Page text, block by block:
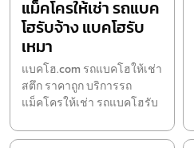
แม็คโครให้เช่า รถแบค
โฮรับจ้าง แบคโฮรับ
เหมา
แบคโฮ.com รถแบคโฮให้เช่า
สตึก ราคาถูก บริการรถ
แม็คโครให้เช่า รถแบคโฮรับ